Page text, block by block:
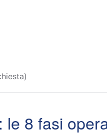
le 8 fasi